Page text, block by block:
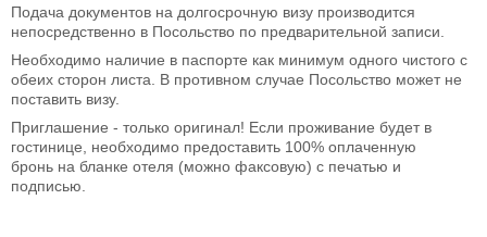
Подача документов на долгосрочную визу производится
непосредственно в Посольство по предварительной записи.
Необходимо наличие в паспорте как минимум одного чистого с
обеих сторон листа. В противном случае Посольство может не
поставить визу.
Приглашение - только оригинал! Если проживание будет в
гостинице, необходимо предоставить 100% оплаченную
бронь на бланке отеля (можно факсовую) с печатью и
подписью.